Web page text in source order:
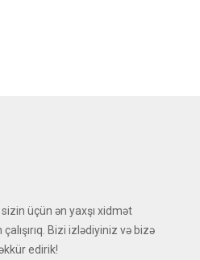
üçün ən yaxşı xidmət
Bizi izlədiyiniz və bizə
edirik!